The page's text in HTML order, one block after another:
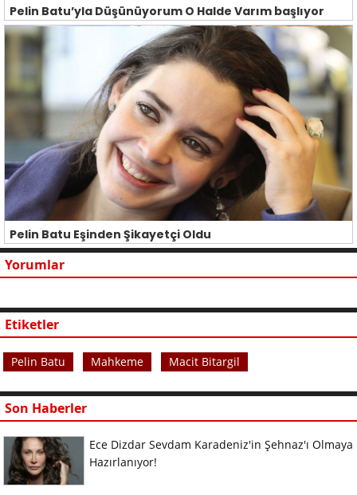
Pelin Batu’yla Düşünüyorum O Halde Varım başlıyor
Pelin Batu Eşinden Şikayetçi Oldu
Yorumlar
Etiketler
Pelin Batu Mahkeme Macit Bitargil
Son Haberler
Ece Dizdar Sevdam Karadeniz'in Şehnaz'ı Olmaya
Hazırlanıyor!